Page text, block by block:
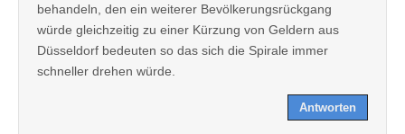
behandeln, den ein weiterer Bevölkerungsrückgang
würde gleichzeitig zu einer Kürzung von Geldern aus
Düsseldorf bedeuten so das sich die Spirale immer
schneller drehen würde.
Antworten